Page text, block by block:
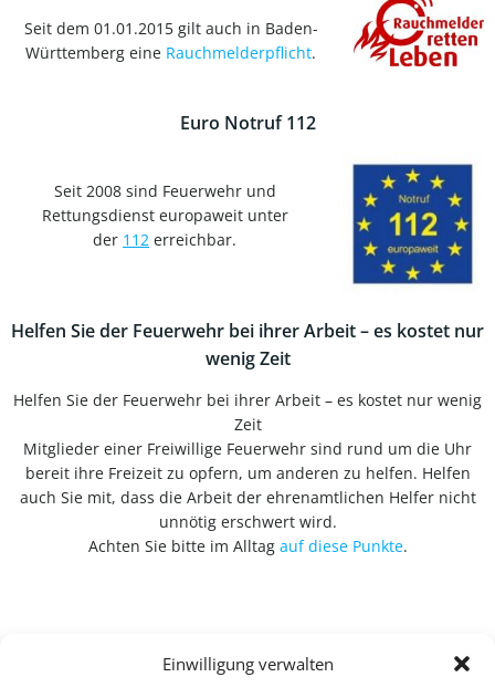
Einwilligung verwalten
Seit dem 01.01.2015 gilt auch in Baden-
Württemberg eine Rauchmelderpflicht.
Euro Notruf 112
Seit 2008 sind Feuerwehr und
Rettungsdienst europaweit unter
der 112 erreichbar.
Helfen Sie der Feuerwehr bei ihrer Arbeit – es kostet nur
wenig Zeit
Helfen Sie der Feuerwehr bei ihrer Arbeit – es kostet nur wenig
Zeit
Mitglieder einer Freiwillige Feuerwehr sind rund um die Uhr
bereit ihre Freizeit zu opfern, um anderen zu helfen. Helfen
auch Sie mit, dass die Arbeit der ehrenamtlichen Helfer nicht
unnötig erschwert wird.
Achten Sie bitte im Alltag auf diese Punkte.